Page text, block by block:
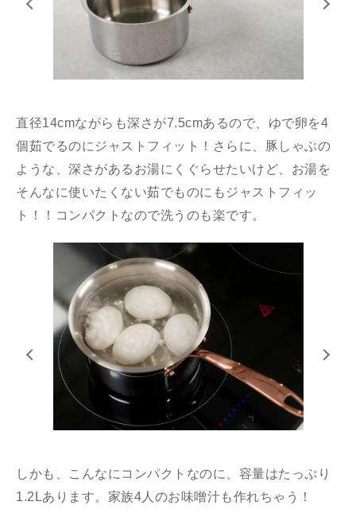
直径14cmながらも深さが7.5cmあるので、ゆで卵を4
個茹でるのにジャストフィット！さらに、豚しゃぶの
ような、深さがあるお湯にくぐらせたいけど、お湯を
そんなに使いたくない茹でものにもジャストフィッ
ト！！コンパクトなので洗うのも楽です。
しかも、こんなにコンパクトなのに、容量はたっぷり
1.2Lあります。家族4⼈のお味噌汁も作れちゃう！